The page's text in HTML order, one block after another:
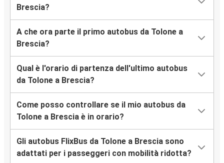
Brescia?
A che ora parte il primo autobus da Tolone a
Brescia?
Qual è l'orario di partenza dell'ultimo autobus
da Tolone a Brescia?
Come posso controllare se il mio autobus da
Tolone a Brescia è in orario?
Gli autobus FlixBus da Tolone a Brescia sono
adattati per i passeggeri con mobilità ridotta?